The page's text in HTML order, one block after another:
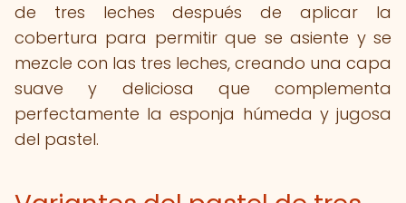
de tres leches después de aplicar la
cobertura para permitir que se asiente y se
mezcle con las tres leches, creando una capa
suave y deliciosa que complementa
perfectamente la esponja húmeda y jugosa
del pastel.